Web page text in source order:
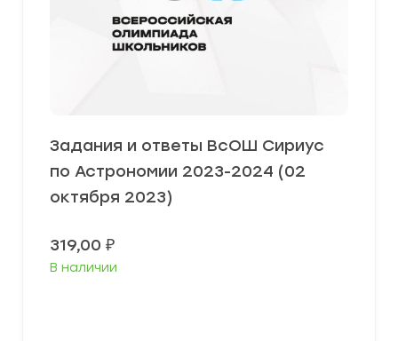
Задания и ответы ВсОШ Сириус
по Астрономии 2023-2024 (02
октября 2023)
319,00 ₽
В наличии